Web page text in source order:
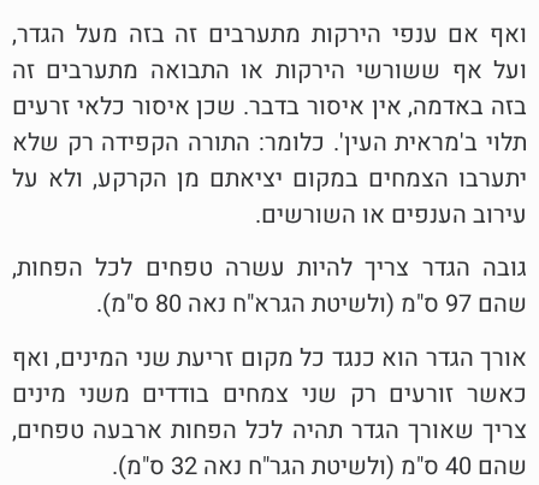
ואף אם ענפי הירקות מתערבים זה בזה מעל הגדר,
ועל אף ששורשי הירקות או התבואה מתערבים זה
בזה באדמה, אין איסור בדבר. שכן איסור כלאי זרעים
תלוי ב'מראית העין'. כלומר: התורה הקפידה רק שלא
יתערבו הצמחים במקום יציאתם מן הקרקע, ולא על
עירוב הענפים או השורשים.
גובה הגדר צריך להיות עשרה טפחים לכל הפחות,
שהם 97 ס"מ (ולשיטת הגרא"ח נאה 80 ס"מ).
אורך הגדר הוא כנגד כל מקום זריעת שני המינים, ואף
כאשר זורעים רק שני צמחים בודדים משני מינים
צריך שאורך הגדר תהיה לכל הפחות ארבעה טפחים,
שהם 40 ס"מ (ולשיטת הגר"ח נאה 32 ס"מ).